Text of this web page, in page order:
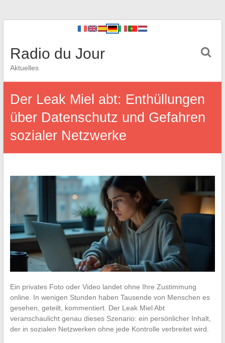
Radio du Jour
Aktuelles
Der Leak Miel abt: Enthüllungen
über Datenschutz und Gefahren
sozialer Netzwerke
Ein privates Foto oder Video landet ohne Ihre Zustimmung
online. In wenigen Stunden haben Tausende von Menschen es
gesehen, geteilt, kommentiert. Der Leak Miel Abt
veranschaulicht genau dieses Szenario: ein persönlicher Inhalt,
der in sozialen Netzwerken ohne jede Kontrolle verbreitet wird.